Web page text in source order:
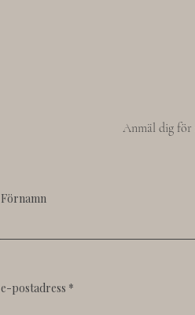
Anmäl dig för
Förnamn
e-postadress